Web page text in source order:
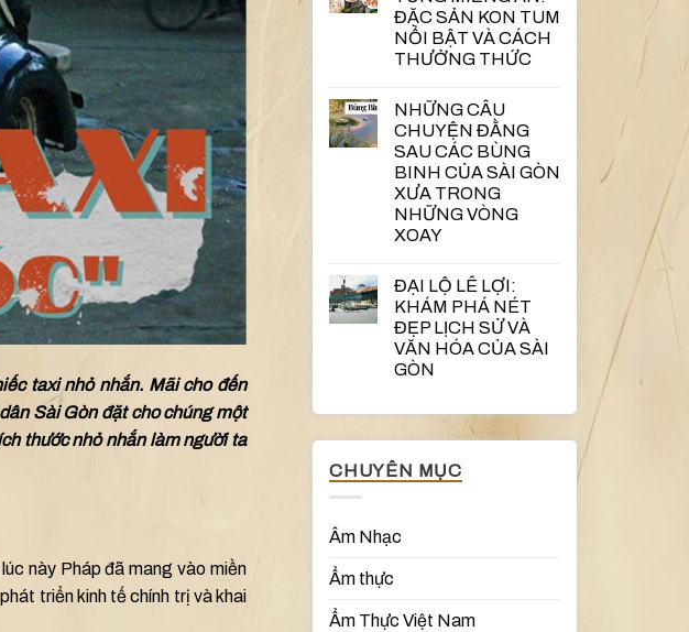
taxi nhỏ nhắn. Mãi cho đến
Sài Gòn đặt cho chúng một
thước nhỏ nhắn làm người ta
này Pháp đã mang vào miền
triển kinh tế chính trị và khai
ĐẶC SẢN KON TUM
NỔI BẬT VÀ CÁCH
THƯỞNG THỨC
NHỮNG CÂU
CHUYỆN ĐẰNG
SAU CÁC BÙNG
BINH CỦA SÀI GÒN
XƯA TRONG
NHỮNG VÒNG
XOAY
ĐẠI LỘ LÊ LỢI:
KHÁM PHÁ NÉT
ĐẸP LỊCH SỬ VÀ
VĂN HÓA CỦA SÀI
GÒN
CHUYÊN MỤC
Âm Nhạc
Ẩm thực
Ẩm Thực Việt Nam